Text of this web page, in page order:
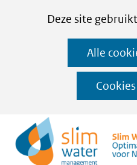
CookiesDeze site
op
deze
Alle